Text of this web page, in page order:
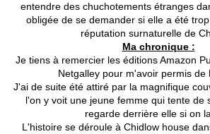
entendre des chuchotements étranges
obligée de se demander si elle a été
réputation surnaturelle de
Ma chronique :
Je tiens à remercier les éditions Amazon
Netgalley pour m'avoir permis de
J'ai de suite été attiré par la magnifique
l'on y voit une jeune femme qui tente de
regarde derrière elle si on
L'histoire se déroule à Chidlow house